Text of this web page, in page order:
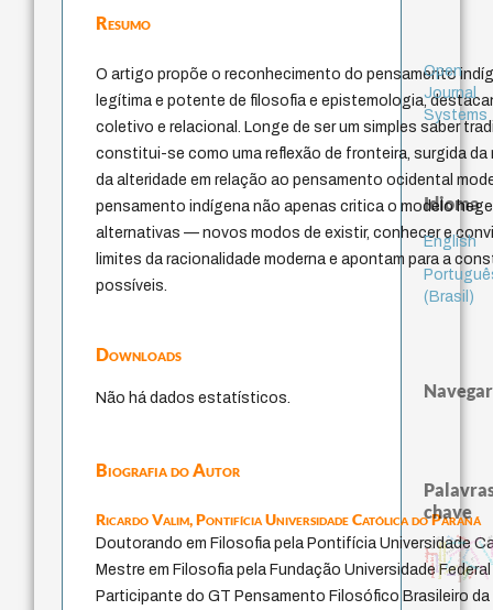
Resumo
O artigo propõe o reconhecimento do pensamento
legítima e potente de filosofia e epistemologia,
coletivo e relacional. Longe de ser um simples saber
constitui-se como uma reflexão de fronteira, surgida
da alteridade em relação ao pensamento ocidental
pensamento indígena não apenas critica o modelo
alternativas — novos modos de existir, conhecer e
limites da racionalidade moderna e apontam para a
possíveis.
Downloads
Não há dados estatísticos.
Biografia do Autor
Ricardo Valim,Pontifícia Universidade Católica do Paraná
Doutorando em Filosofia pela Pontifícia Universidade
Mestre em Filosofia pela Fundação Universidade
Participante do GT Pensamento Filosófico Brasileiro
Open
Journal
Systems
Idioma
English
(Brasil)
Navegar
chave
fundamentalismojacobi
protágoras
experiência temporal
metafísica do tempo
género
idade
intolerância
history of philosophy homem-
j.c.m. neto
palavra
perdón
leyes
violencia
guayaquil
logos
lei
desejo
papel da lei
bataille
mind therapy
animais
realidad